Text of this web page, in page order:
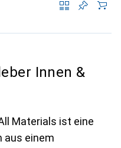
Innen &
Materials ist eine
aus einem